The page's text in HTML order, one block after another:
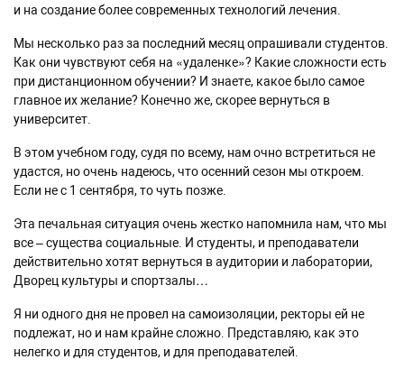
и на создание более современных технологий лечения.
Мы несколько раз за последний месяц опрашивали студентов.
Как они чувствуют себя на «удаленке»? Какие сложности есть
при дистанционном обучении? И знаете, какое было самое
главное их желание? Конечно же, скорее вернуться в
университет.
В этом учебном году, судя по всему, нам очно встретиться не
удастся, но очень надеюсь, что осенний сезон мы откроем.
Если не с 1 сентября, то чуть позже.
Эта печальная ситуация очень жестко напомнила нам, что мы
все – существа социальные. И студенты, и преподаватели
действительно хотят вернуться в аудитории и лаборатории,
Дворец культуры и спортзалы…
Я ни одного дня не провел на самоизоляции, ректоры ей не
подлежат, но и нам крайне сложно. Представляю, как это
нелегко и для студентов, и для преподавателей.